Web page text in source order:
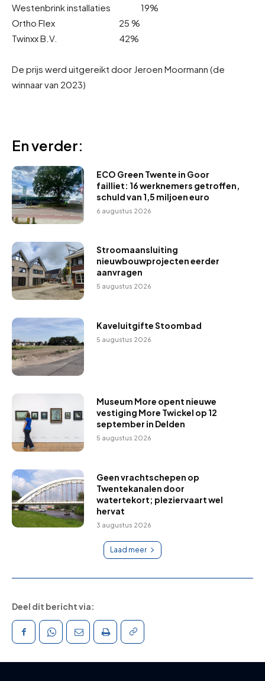
Westenbrink installaties 19%
Ortho Flex 25 %
Twinxx B.V. 42%
De prijs werd uitgereikt door Jeroen Moormann (de
winnaar van 2023)
En verder:
ECO Green Twente in Goor
failliet: 16 werknemers getroffen,
schuld van 1,5 miljoen euro
6 augustus 2026
Stroomaansluiting
nieuwbouwprojecten eerder
aanvragen
5 augustus 2026
Kaveluitgifte Stoombad
5 augustus 2026
Museum More opent nieuwe
vestiging More Twickel op 12
september in Delden
5 augustus 2026
Geen vrachtschepen op
Twentekanalen door
watertekort; pleziervaart wel
hervat
3 augustus 2026
Laad meer
Deel dit bericht via: